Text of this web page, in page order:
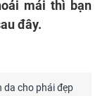
mái thì bạn
đây.
da cho phái đẹp